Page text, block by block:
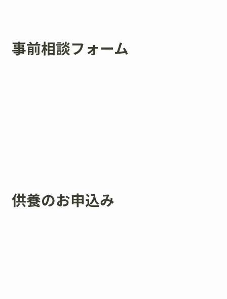
事前相談フォーム
供養のお申込み